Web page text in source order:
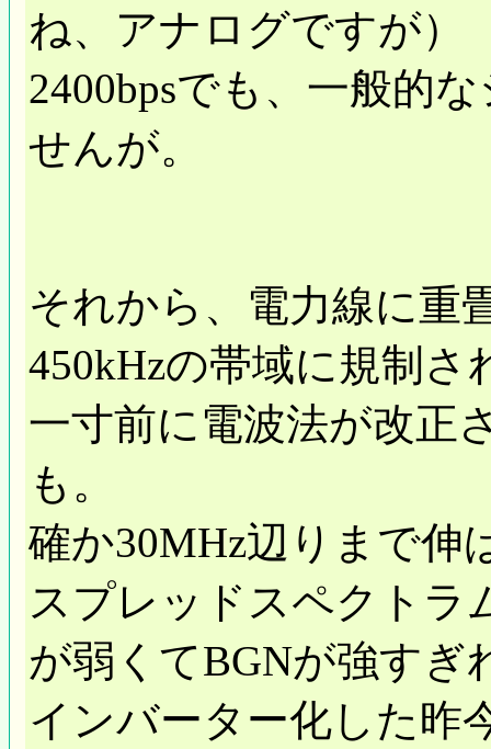
ね、アナログですが）
2400bpsでも、一般的
せんが。
それから、電力線に重
450kHzの帯域に規制さ
一寸前に電波法が改正
も。
確か30MHz辺りまで伸
スプレッドスペクトラ
が弱くてBGNが強すぎ
インバーター化した昨